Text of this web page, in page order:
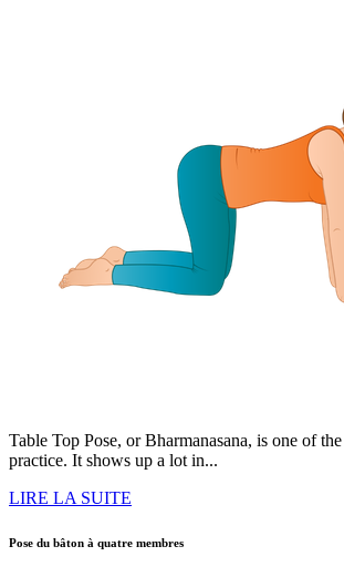
Table Top Pose, or Bharmanasana, is one of
practice. It shows up a lot in...
LIRE LA SUITE
Pose du bâton à quatre membres